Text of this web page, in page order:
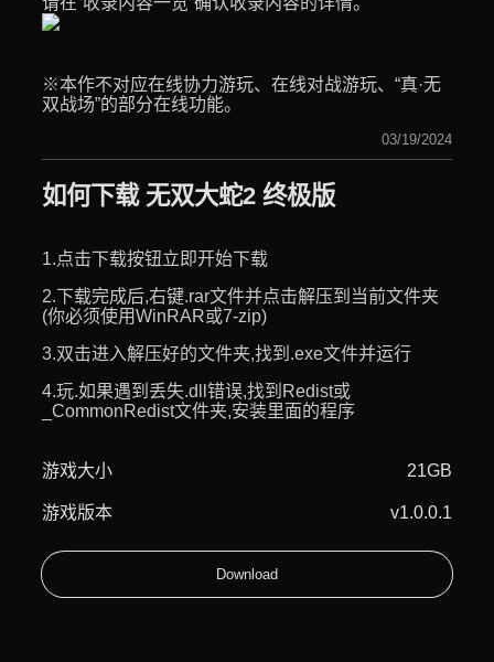
※本作不对应在线协力游玩、在线对战游玩、“真·无
双战场”的部分在线功能。
03/19/2024
如何下载 无双大蛇2 终极版
1.点击下载按钮立即开始下载
2.下载完成后,右键.rar文件并点击解压到当前文件夹
(你必须使用WinRAR或7-zip)
3.双击进入解压好的文件夹,找到.exe文件并运行
4.玩.如果遇到丢失.dll错误,找到Redist或
_CommonRedist文件夹,安装里面的程序
游戏大小 21GB
游戏版本 v1.0.0.1
Download